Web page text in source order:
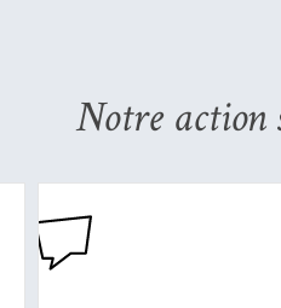
Notre action
About
Our